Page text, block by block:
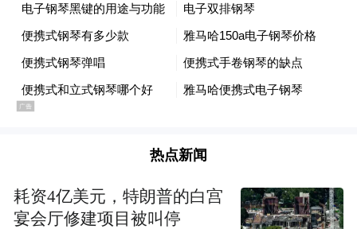
比风景更珍贵的，是旅途中的真挚情谊。伊
拉克留学生胡马姆说，中国老师和村民的热
情让他倍感温暖；英国留学生子克则表示，
中国人的友善真诚和乡村文化，让他看到了
热点新闻
耗资4亿美元，特朗普的白宫
宴会厅修建项目被叫停